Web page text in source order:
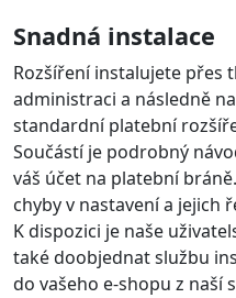
Snadná instalace
Rozšíření instalujete přes
administraci a následně
standardní platební
Součástí je podrobný
váš účet na platební
chyby v nastavení a jejich
K dispozici je naše
také doobjednat službu
do vašeho e-shopu z naší